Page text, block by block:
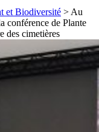
et Biodiversité > Au
conférence de Plante
des cimetières